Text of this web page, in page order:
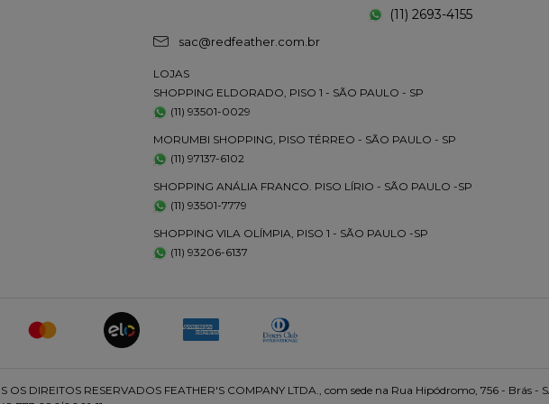
(11) 2693-4155
sac@redfeather.com.br
LOJAS
SHOPPING ELDORADO, PISO 1 - SÃO PAULO - SP
(11) 93501-0029
MORUMBI SHOPPING, PISO TÉRREO - SÃO PAULO - SP
(11) 97137-6102
SHOPPING ANÁLIA FRANCO. PISO LÍRIO - SÃO PAULO -SP
(11) 93501-7779
SHOPPING VILA OLÍMPIA, PISO 1 - SÃO PAULO -SP
(11) 93206-6137
DIREITOS RESERVADOS FEATHER'S COMPANY LTDA., com sede na Rua Hipódromo, 756 - Brás -